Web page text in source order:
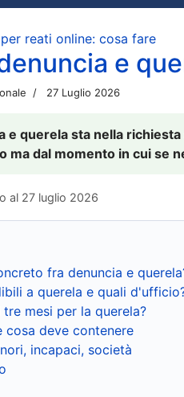
reati online: cosa fare
e
27 Luglio 2026
e querela sta nella
ma dal momento in cui se
al 27 luglio 2026
fra denuncia e
a querela e quali
mesi per la querela?
cosa deve contenere
incapaci, società